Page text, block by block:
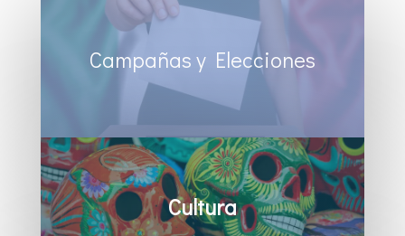
Campañas y Elecciones
Cultura